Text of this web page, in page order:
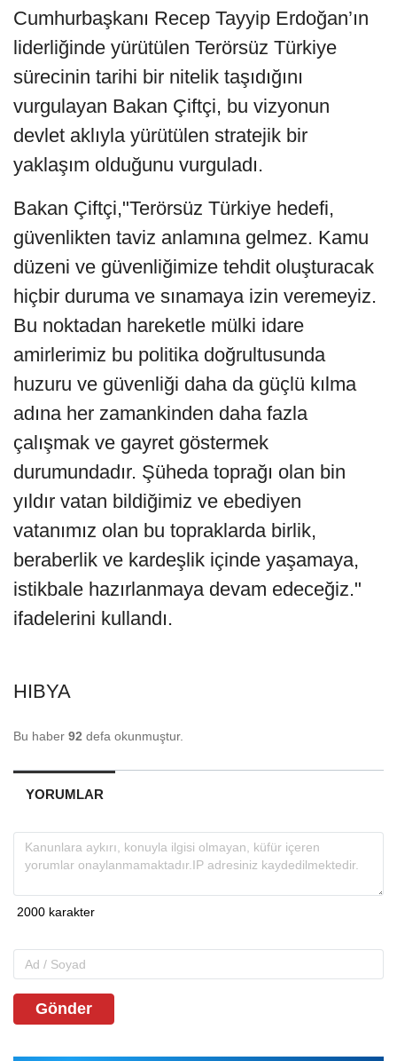
Cumhurbaşkanı Recep Tayyip Erdoğan’ın
liderliğinde yürütülen Terörsüz Türkiye
sürecinin tarihi bir nitelik taşıdığını
vurgulayan Bakan Çiftçi, bu vizyonun
devlet aklıyla yürütülen stratejik bir
yaklaşım olduğunu vurguladı.
Bakan Çiftçi,"Terörsüz Türkiye hedefi,
güvenlikten taviz anlamına gelmez. Kamu
düzeni ve güvenliğimize tehdit oluşturacak
hiçbir duruma ve sınamaya izin veremeyiz.
Bu noktadan hareketle mülki idare
amirlerimiz bu politika doğrultusunda
huzuru ve güvenliği daha da güçlü kılma
adına her zamankinden daha fazla
çalışmak ve gayret göstermek
durumundadır. Şüheda toprağı olan bin
yıldır vatan bildiğimiz ve ebediyen
vatanımız olan bu topraklarda birlik,
beraberlik ve kardeşlik içinde yaşamaya,
istikbale hazırlanmaya devam edeceğiz."
ifadelerini kullandı.
HIBYA
Bu haber 92 defa okunmuştur.
YORUMLAR
Gönder